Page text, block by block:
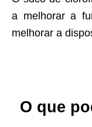
a melhorar a
melhorar a
O que